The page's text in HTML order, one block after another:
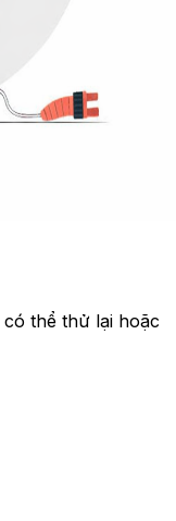
thể thử lại hoặc